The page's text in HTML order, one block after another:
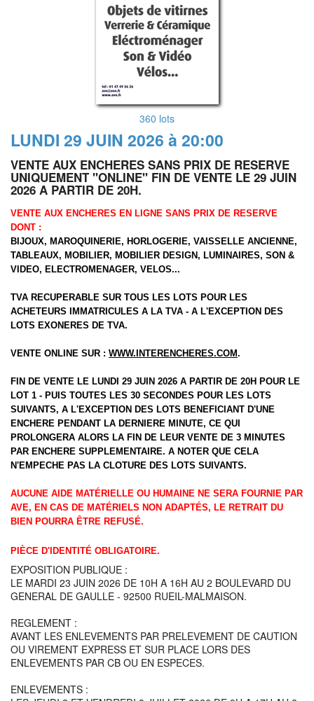
360 lots
LUNDI 29 JUIN 2026 à 20:00
VENTE AUX ENCHERES SANS PRIX DE RESERVE
UNIQUEMENT "ONLINE" FIN DE VENTE LE 29 JUIN
2026 A PARTIR DE 20H.
VENTE AUX ENCHERES EN LIGNE SANS PRIX DE RESERVE
DONT :
BIJOUX, MAROQUINERIE, HORLOGERIE, VAISSELLE ANCIENNE,
TABLEAUX, MOBILIER, MOBILIER DESIGN, LUMINAIRES, SON &
VIDEO, ELECTROMENAGER, VELOS...
TVA RECUPERABLE SUR TOUS LES LOTS POUR LES
ACHETEURS IMMATRICULES A LA TVA - A L'EXCEPTION DES
LOTS EXONERES DE TVA.
VENTE ONLINE SUR : WWW.INTERENCHERES.COM.
FIN DE VENTE LE LUNDI 29 JUIN 2026 A PARTIR DE 20H POUR LE
LOT 1 - PUIS TOUTES LES 30 SECONDES POUR LES LOTS
SUIVANTS, A L'EXCEPTION DES LOTS BENEFICIANT D'UNE
ENCHERE PENDANT LA DERNIERE MINUTE, CE QUI
PROLONGERA ALORS LA FIN DE LEUR VENTE DE 3 MINUTES
PAR ENCHERE SUPPLEMENTAIRE. A NOTER QUE CELA
N'EMPECHE PAS LA CLOTURE DES LOTS SUIVANTS.
AUCUNE AIDE MATÉRIELLE OU HUMAINE NE SERA FOURNIE PAR
AVE, EN CAS DE MATÉRIELS NON ADAPTÉS, LE RETRAIT DU
BIEN POURRA ÊTRE REFUSÉ.
PIÈCE D'IDENTITÉ OBLIGATOIRE.
EXPOSITION PUBLIQUE :
LE MARDI 23 JUIN 2026 DE 10H A 16H AU 2 BOULEVARD DU
GENERAL DE GAULLE - 92500 RUEIL-MALMAISON.
REGLEMENT :
AVANT LES ENLEVEMENTS PAR PRELEVEMENT DE CAUTION
OU VIREMENT EXPRESS ET SUR PLACE LORS DES
ENLEVEMENTS PAR CB OU EN ESPECES.
ENLEVEMENTS :